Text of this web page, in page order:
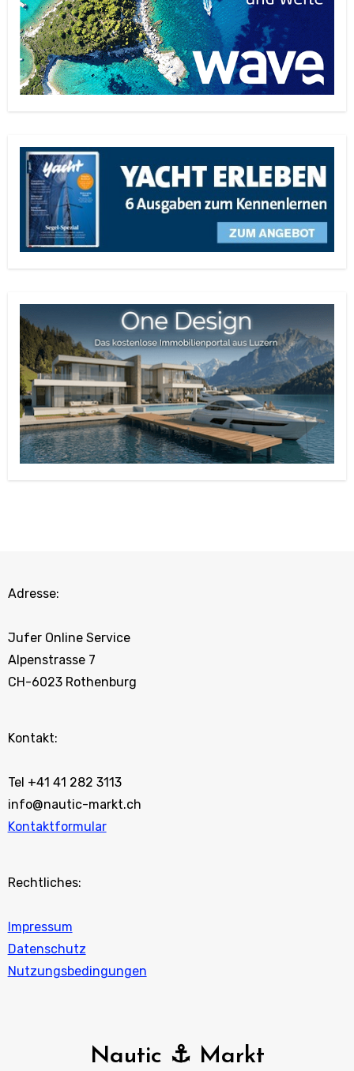
Adresse:
Jufer Online Service
Alpenstrasse 7
CH-6023 Rothenburg
Kontakt:
Tel +41 41 282 3113
info@nautic-markt.ch
Kontaktformular
Rechtliches:
Impressum
Datenschutz
Nutzungsbedingungen
Nautic ⚓ Markt